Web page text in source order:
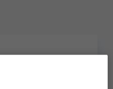
de los
broma a